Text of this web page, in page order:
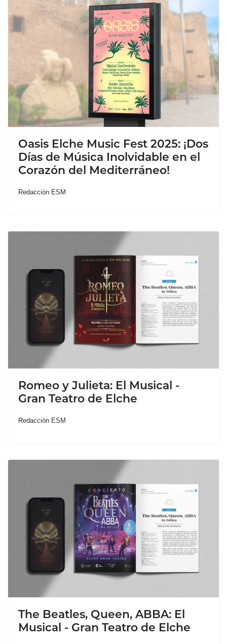
Oasis Elche Music Fest 2025: ¡Dos
Días de Música Inolvidable en el
Corazón del Mediterráneo!
Redacción ESM
Romeo y Julieta: El Musical -
Gran Teatro de Elche
Redacción ESM
The Beatles, Queen, ABBA: El
Musical - Gran Teatro de Elche